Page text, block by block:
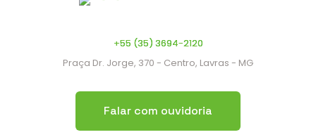
+55 (35) 3694-2120
Praça Dr. Jorge, 370 - Centro, Lavras - MG
Falar com ouvidoria